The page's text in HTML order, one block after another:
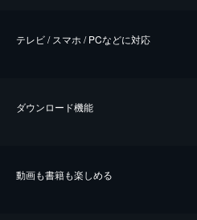
テレビ / スマホ / PCなどに対応
ダウンロード機能
動画も書籍も楽しめる